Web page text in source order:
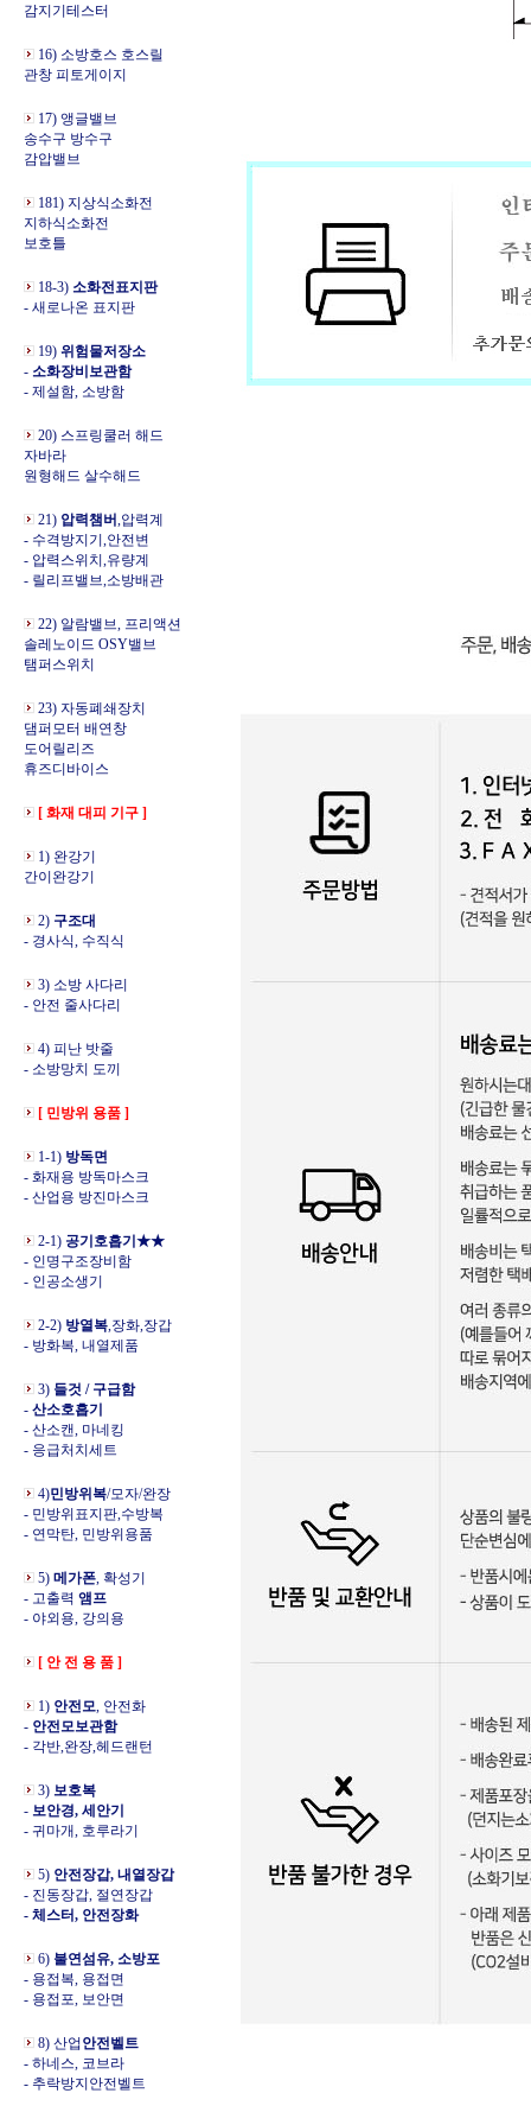
감지기테스터
16) 소방호스 호스릴
관창 피토게이지
17) 앵글밸브
송수구 방수구
감압밸브
181) 지상식소화전
지하식소화전
보호틀
18-3) 소화전표지판
- 새로나온 표지판
19) 위험물저장소
- 소화장비보관함
- 제설함, 소방함
20) 스프링쿨러 해드
자바라
원형해드 살수해드
21) 압력챔버,압력계
- 수격방지기,안전변
- 압력스위치,유량계
- 릴리프밸브,소방배관
22) 알람밸브, 프리액션
솔레노이드 OSY밸브
탬퍼스위치
23) 자동폐쇄장치
댐퍼모터 배연창
도어릴리즈
휴즈디바이스
[ 화재 대피 기구 ]
1) 완강기
간이완강기
2) 구조대
- 경사식, 수직식
3) 소방 사다리
- 안전 줄사다리
4) 피난 밧줄
- 소방망치 도끼
[ 민방위 용품 ]
1-1) 방독면
- 화재용 방독마스크
- 산업용 방진마스크
2-1) 공기호흡기★★
- 인명구조장비함
- 인공소생기
2-2) 방열복,장화,장갑
- 방화복, 내열제품
3) 들것 / 구급함
- 산소호흡기
- 산소캔, 마네킹
- 응급처치세트
4)민방위복/모자/완장
- 민방위표지판,수방복
- 연막탄, 민방위용품
5) 메가폰, 확성기
- 고출력 앰프
- 야외용, 강의용
[ 안 전 용 품 ]
1) 안전모, 안전화
- 안전모보관함
- 각반,완장,헤드랜턴
3) 보호복
- 보안경, 세안기
- 귀마개, 호루라기
5) 안전장갑, 내열장갑
- 진동장갑, 절연장갑
- 체스터, 안전장화
6) 불연섬유, 소방포
- 용접복, 용접면
- 용접포, 보안면
8) 산업 안전벨트
- 하네스, 코브라
- 추락방지안전벨트